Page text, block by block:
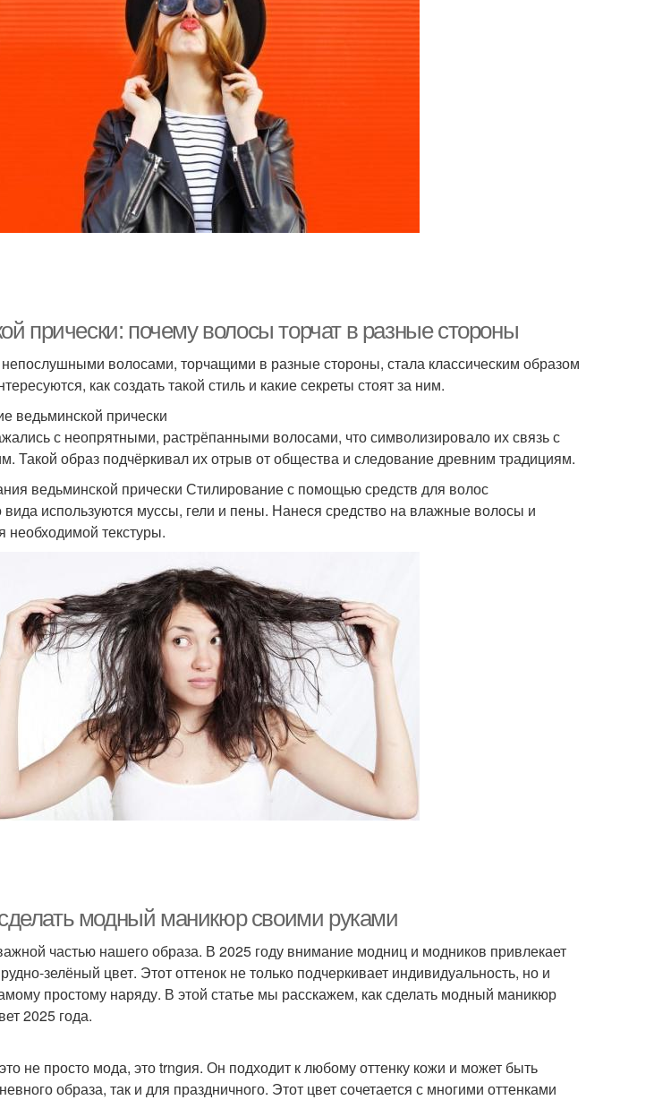
прически: почему волосы торчат в разные стороны
волосами, торчащими в разные стороны, стала классическим образом
как создать такой стиль и какие секреты стоят за ним.
ведьминской прически
с неопрятными, растрёпанными волосами, что символизировало их связь с
Такой образ подчёркивал их отрыв от общества и следование древним традициям.
ведьминской прически Стилирование с помощью средств для волос
используются муссы, гели и пены. Нанеся средство на влажные волосы и
текстуры.
сделать модный маникюр своими руками
частью нашего образа. В 2025 году внимание модниц и модников привлекает
зелёный цвет. Этот оттенок не только подчеркивает индивидуальность, но и
простому наряду. В этой статье мы расскажем, как сделать модный маникюр
2025 года.
не просто мода, это trngия. Он подходит к любому оттенку кожи и может быть
образа, так и для праздничного. Этот цвет сочетается с многими оттенками